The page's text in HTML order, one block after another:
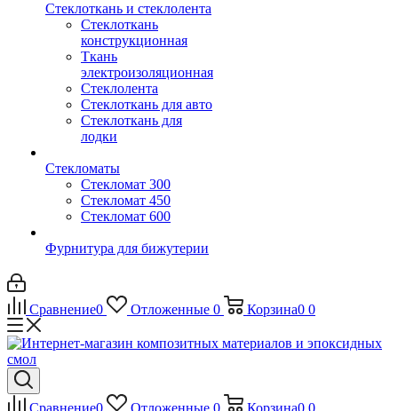
Стеклоткань и стеклолента
Стеклоткань
конструкционная
Ткань
электроизоляционная
Стеклолента
Стеклоткань для авто
Стеклоткань для
лодки
Стекломаты
Стекломат 300
Стекломат 450
Стекломат 600
Фурнитура для бижутерии
Сравнение0 Отложенные 0 Корзина0 0
Сравнение0 Отложенные 0 Корзина0 0